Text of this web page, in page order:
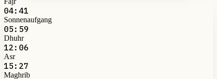
04:41
Sonnenaufgang
05:59
Dhuhr
12:06
Asr
15:27
Maghrib